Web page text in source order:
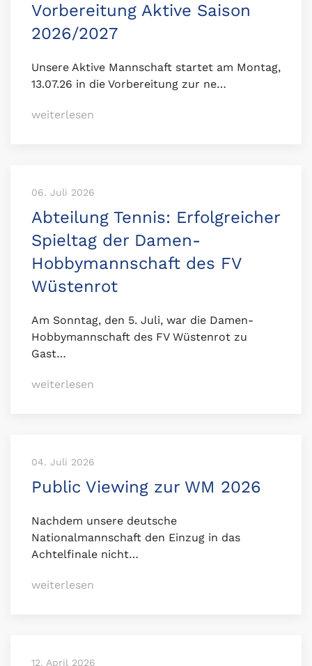
Vorbereitung Aktive Saison
2026/2027
Unsere Aktive Mannschaft startet am Montag,
13.07.26 in die Vorbereitung zur ne…
weiterlesen
06. Juli 2026
Abteilung Tennis: Erfolgreicher
Spieltag der Damen-
Hobbymannschaft des FV
Wüstenrot
Am Sonntag, den 5. Juli, war die Damen-
Hobbymannschaft des FV Wüstenrot zu
Gast…
weiterlesen
04. Juli 2026
Public Viewing zur WM 2026
Nachdem unsere deutsche
Nationalmannschaft den Einzug in das
Achtelfinale nicht…
weiterlesen
12. April 2026